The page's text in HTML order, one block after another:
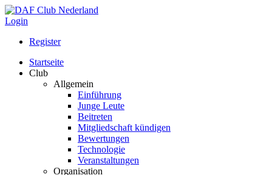
Login
Register
Startseite
Club
Allgemein
Einführung
Junge Leute
Beitreten
Mitgliedschaft kündigen
Bewertungen
Technologie
Veranstaltungen
Organisation